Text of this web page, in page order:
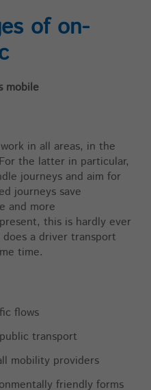
of on-
mobile
in all areas, in the
the latter in particular,
journeys and aim for
journeys save
and more
this is hardly ever
a driver transport
time.
flows
transport
mobility providers
friendly forms